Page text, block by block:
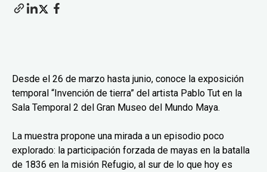
Desde el 26 de marzo hasta junio, conoce la exposición
temporal “Invención de tierra” del artista Pablo Tut en la
Sala Temporal 2 del Gran Museo del Mundo Maya.
La muestra propone una mirada a un episodio poco
explorado: la participación forzada de mayas en la batalla
de 1836 en la misión Refugio, al sur de lo que hoy es